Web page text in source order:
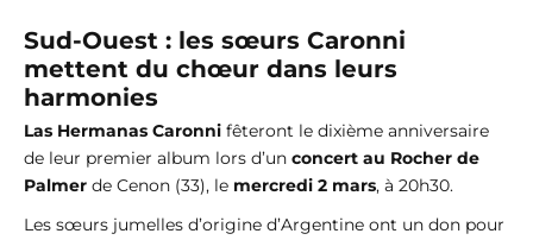
Sud-Ouest : les sœurs Caronni
mettent du chœur dans leurs
harmonies
Las Hermanas Caronni fêteront le dixième anniversaire
de leur premier album lors d’un concert au Rocher de
Palmer de Cenon (33), le mercredi 2 mars, à 20h30.
Les sœurs jumelles d’origine d’Argentine ont un don pour